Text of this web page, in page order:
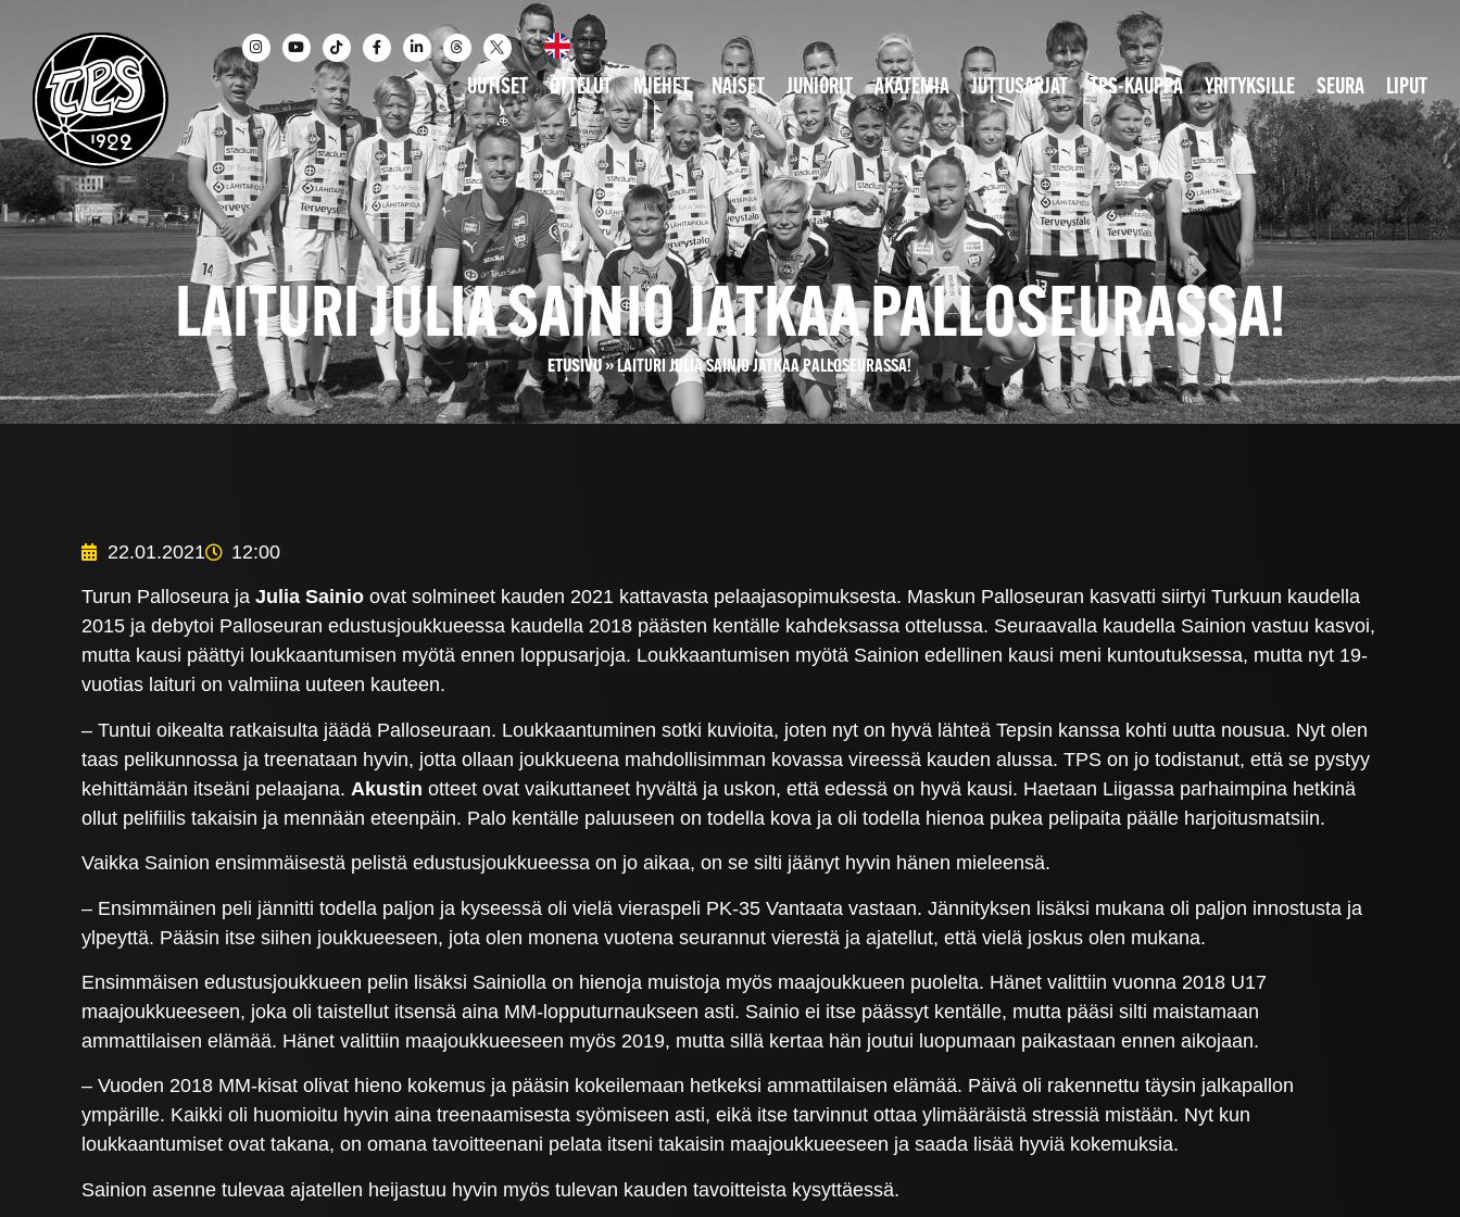
UUTISET OTTELUT MIEHET NAISET JUNIORIT AKATEMIA JUTTUSARJAT TPS-KAUPPA YRITYKSILLE SEURA LIPUT
LAITURI JULIA SAINIO JATKAA PALLOSEURASSA!
ETUSIVU»LAITURI JULIA SAINIO JATKAA PALLOSEURASSA!
22.01.2021 12:00
Turun Palloseura jaJulia Sainio ovat solmineet kauden 2021 kattavasta pelaajasopimuksesta. Maskun Palloseuran kasvatti siirtyi Turkuun kaudella
2015 ja debytoi Palloseuran edustusjoukkueessa kaudella 2018 päästen kentälle kahdeksassa ottelussa. Seuraavalla kaudella Sainion vastuu kasvoi,
mutta kausi päättyi loukkaantumisen myötä ennen loppusarjoja. Loukkaantumisen myötä Sainion edellinen kausi meni kuntoutuksessa, mutta nyt 19-
vuotias laituri on valmiina uuteen kauteen.
– Tuntui oikealta ratkaisulta jäädä Palloseuraan. Loukkaantuminen sotki kuvioita, joten nyt on hyvä lähteä Tepsin kanssa kohti uutta nousua. Nyt olen
taas pelikunnossa ja treenataan hyvin, jotta ollaan joukkueena mahdollisimman kovassa vireessä kauden alussa. TPS on jo todistanut, että se pystyy
kehittämään itseäni pelaajana. Akustin otteet ovat vaikuttaneet hyvältä ja uskon, että edessä on hyvä kausi. Haetaan Liigassa parhaimpina hetkinä
ollut pelifiilis takaisin ja mennään eteenpäin. Palo kentälle paluuseen on todella kova ja oli todella hienoa pukea pelipaita päälle harjoitusmatsiin.
Vaikka Sainion ensimmäisestä pelistä edustusjoukkueessa on jo aikaa, on se silti jäänyt hyvin hänen mieleensä.
– Ensimmäinen peli jännitti todella paljon ja kyseessä oli vielä vieraspeli PK-35 Vantaata vastaan. Jännityksen lisäksi mukana oli paljon innostusta ja
ylpeyttä. Pääsin itse siihen joukkueeseen, jota olen monena vuotena seurannut vierestä ja ajatellut, että vielä joskus olen mukana.
Ensimmäisen edustusjoukkueen pelin lisäksi Sainiolla on hienoja muistoja myös maajoukkueen puolelta. Hänet valittiin vuonna 2018 U17
maajoukkueeseen, joka oli taistellut itsensä aina MM-lopputurnaukseen asti. Sainio ei itse päässyt kentälle, mutta pääsi silti maistamaan
ammattilaisen elämää. Hänet valittiin maajoukkueeseen myös 2019, mutta sillä kertaa hän joutui luopumaan paikastaan ennen aikojaan.
– Vuoden 2018 MM-kisat olivat hieno kokemus ja pääsin kokeilemaan hetkeksi ammattilaisen elämää. Päivä oli rakennettu täysin jalkapallon
ympärille. Kaikki oli huomioitu hyvin aina treenaamisesta syömiseen asti, eikä itse tarvinnut ottaa ylimääräistä stressiä mistään. Nyt kun
loukkaantumiset ovat takana, on omana tavoitteenani pelata itseni takaisin maajoukkueeseen ja saada lisää hyviä kokemuksia.
Sainion asenne tulevaa ajatellen heijastuu hyvin myös tulevan kauden tavoitteista kysyttäessä.